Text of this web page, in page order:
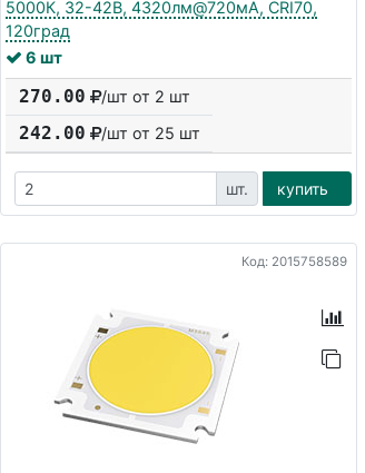
5000К, 32-42В, 4320лм@720мА, CRI70,
120град
6 шт
270.00 /шт от 2 шт
242.00 /шт от 25 шт
шт. купить
Код: 2015758589